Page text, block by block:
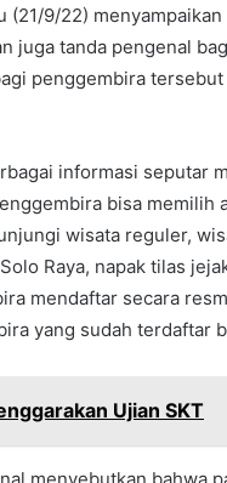
(21/9/22)
juga tanda pengenal
penggembira
informasi seputar
bisa memilih
wisata reguler,
Raya, napak tilas
mendaftar secara
yang sudah terdaftar
Ujian SKT